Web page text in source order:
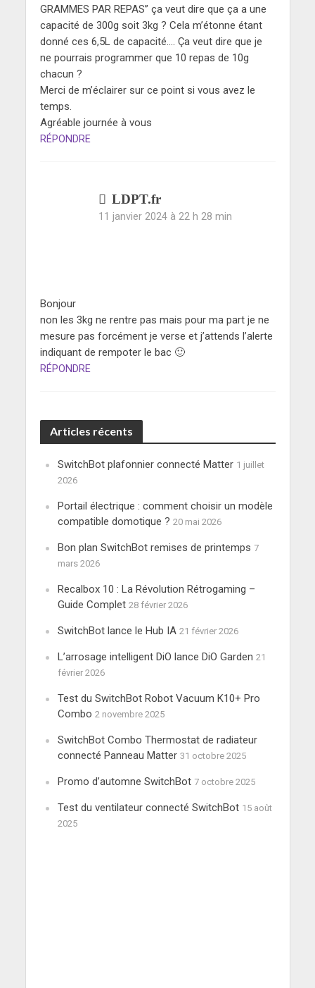
GRAMMES PAR REPAS” ça veut dire que ça a une
capacité de 300g soit 3kg ? Cela m’étonne étant
donné ces 6,5L de capacité…. Ça veut dire que je
ne pourrais programmer que 10 repas de 10g
chacun ?
Merci de m’éclairer sur ce point si vous avez le
temps.
Agréable journée à vous
RÉPONDRE
LDPT.fr
11 janvier 2024 à 22 h 28 min
Bonjour
non les 3kg ne rentre pas mais pour ma part je ne
mesure pas forcément je verse et j’attends l’alerte
indiquant de rempoter le bac 🙂
RÉPONDRE
Articles récents
SwitchBot plafonnier connecté Matter 1 juillet
2026
Portail électrique : comment choisir un modèle
compatible domotique ? 20 mai 2026
Bon plan SwitchBot remises de printemps 7
mars 2026
Recalbox 10 : La Révolution Rétrogaming –
Guide Complet 28 février 2026
SwitchBot lance le Hub IA 21 février 2026
L’arrosage intelligent DiO lance DiO Garden 21
février 2026
Test du SwitchBot Robot Vacuum K10+ Pro
Combo 2 novembre 2025
SwitchBot Combo Thermostat de radiateur
connecté Panneau Matter 31 octobre 2025
Promo d’automne SwitchBot 7 octobre 2025
Test du ventilateur connecté SwitchBot 15 août
2025